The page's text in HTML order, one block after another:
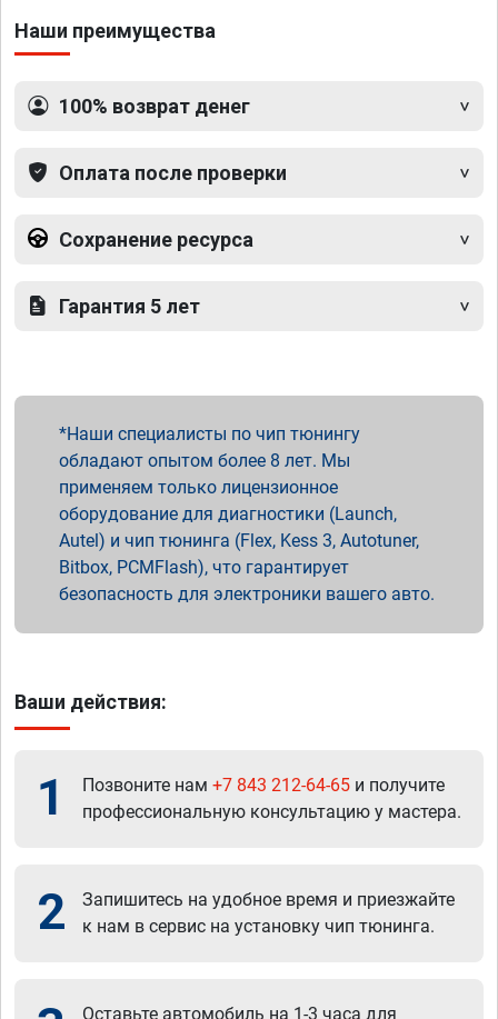
Наши преимущества
100% возврат денег
Оплата после проверки
Сохранение ресурса
Гарантия 5 лет
Наши специалисты по чип тюнингу
обладают опытом более 8 лет. Мы
применяем только лицензионное
оборудование для диагностики (Launch,
Autel) и чип тюнинга (Flex, Kess 3, Autotuner,
Bitbox, PCMFlash), что гарантирует
безопасность для электроники вашего авто.
Ваши действия:
1 Позвоните нам +7 843 212-64-65 и получите
профессиональную консультацию у мастера.
2
Запишитесь на удобное время и приезжайте
к нам в сервис на установку чип тюнинга.
Оставьте автомобиль на 1-3 часа для